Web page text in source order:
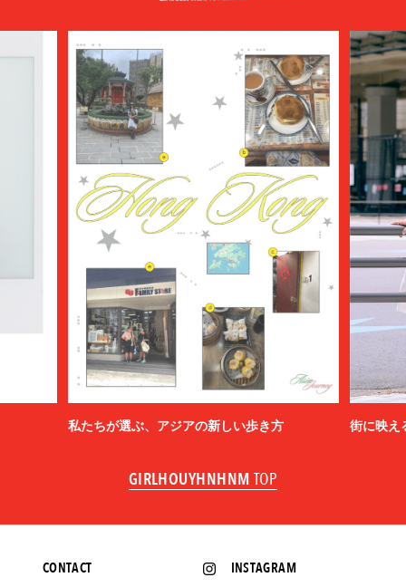
私たちが選ぶ、アジアの新しい歩き方 街に映え
GIRLHOUYHNHNM TOP
INSTAGRAM
CONTACT